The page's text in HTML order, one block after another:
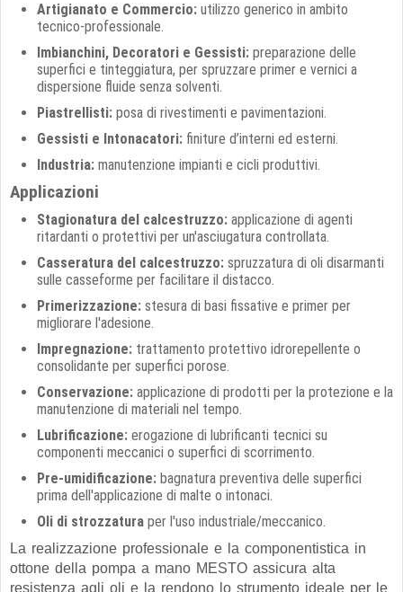
Artigianato e Commercio: utilizzo generico in ambito
tecnico-professionale.
Imbianchini, Decoratori e Gessisti: preparazione delle
superfici e tinteggiatura, per spruzzare primer e vernici a
dispersione fluide senza solventi.
Piastrellisti: posa di rivestimenti e pavimentazioni.
Gessisti e Intonacatori: finiture d’interni ed esterni.
Industria: manutenzione impianti e cicli produttivi.
Applicazioni
Stagionatura del calcestruzzo: applicazione di agenti
ritardanti o protettivi per un'asciugatura controllata.
Casseratura del calcestruzzo: spruzzatura di oli disarmanti
sulle casseforme per facilitare il distacco.
Primerizzazione: stesura di basi fissative e primer per
migliorare l'adesione.
Impregnazione: trattamento protettivo idrorepellente o
consolidante per superfici porose.
Conservazione: applicazione di prodotti per la protezione e la
manutenzione di materiali nel tempo.
Lubrificazione: erogazione di lubrificanti tecnici su
componenti meccanici o superfici di scorrimento.
Pre-umidificazione: bagnatura preventiva delle superfici
prima dell'applicazione di malte o intonaci.
Oli di strozzatura per l'uso industriale/meccanico.
La realizzazione professionale e la componentistica in
ottone della pompa a mano MESTO assicura alta
resistenza agli oli e la rendono lo strumento ideale per le